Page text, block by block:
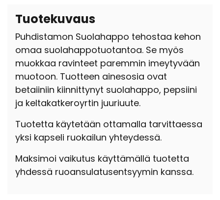
Tuotekuvaus
Puhdistamon Suolahappo tehostaa kehon
omaa suolahappotuotantoa. Se myös
muokkaa ravinteet paremmin imeytyvään
muotoon. Tuotteen ainesosia ovat
betaiiniin kiinnittynyt suolahappo, pepsiini
ja keltakatkeroyrtin juuriuute.
Tuotetta käytetään ottamalla tarvittaessa
yksi kapseli ruokailun yhteydessä.
Maksimoi vaikutus käyttämällä tuotetta
yhdessä ruoansulatusentsyymin kanssa.